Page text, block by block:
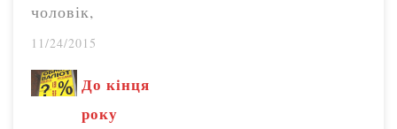
чоловік,
призваних у
рамках четвертої
хвилі мобілізації,
яка пройшла в
11/24/2015
До кінця
року